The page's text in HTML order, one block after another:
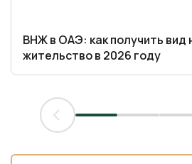
ВНЖ в ОАЭ: как получить вид
жительство в 2026 году